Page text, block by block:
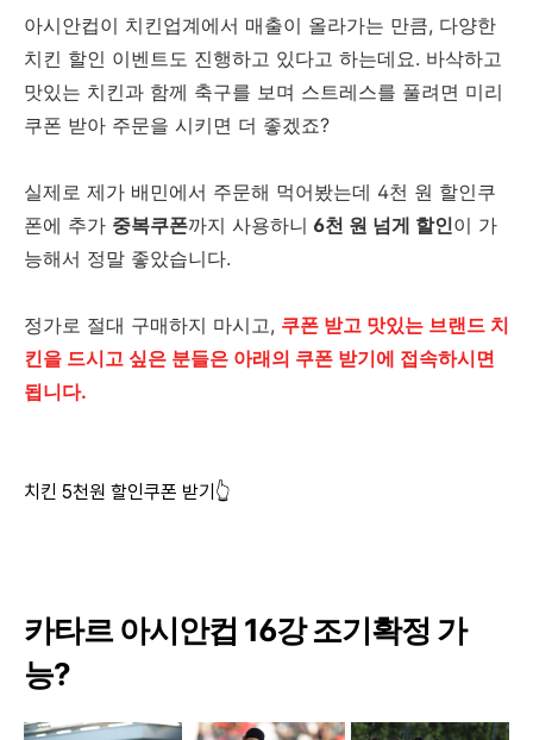
아시안컵이 치킨업계에서 매출이 올라가는 만큼, 다양한
치킨 할인 이벤트도 진행하고 있다고 하는데요. 바삭하고
맛있는 치킨과 함께 축구를 보며 스트레스를 풀려면 미리
쿠폰 받아 주문을 시키면 더 좋겠죠?
실제로 제가 배민에서 주문해 먹어봤는데 4천 원 할인쿠
폰에 추가 중복쿠폰까지 사용하니 6천 원 넘게 할인이 가
능해서 정말 좋았습니다.
정가로 절대 구매하지 마시고, 쿠폰 받고 맛있는 브랜드 치
킨을 드시고 싶은 분들은 아래의 쿠폰 받기에 접속하시면
됩니다.
치킨 5천원 할인쿠폰 받기👆
카타르 아시안컵 16강 조기확정 가
능?